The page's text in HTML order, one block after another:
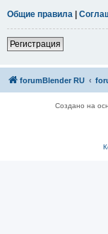
Общие правила |
Регистрация
forumBlender RU
Создано на